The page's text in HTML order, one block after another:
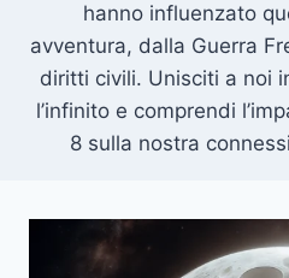
hanno influenzato
avventura, dalla Guerra
diritti civili. Unisciti a noi
l’infinito e comprendi
8 sulla nostra